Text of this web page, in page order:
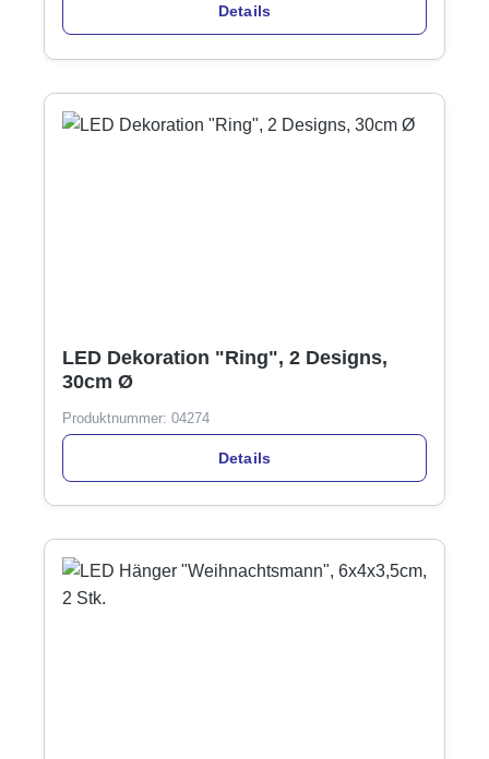
Details
LED Dekoration "Ring", 2 Designs,
30cm Ø
Produktnummer: 04274
Details